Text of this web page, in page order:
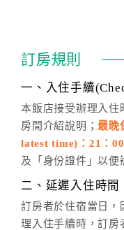
話方式異動訂單。
※非客服時間之申辦
五、客服時間
週一至週日，上午
六、聯絡方式
(07)9682715 。
訂房規則
一、入住手續
本飯店接受辦理入住
房間介紹說明；最晚
latest time)：21：00
及「身份證件」以便
二、延遲入住時間
訂房者於住宿當日，
理入住手續時，訂房